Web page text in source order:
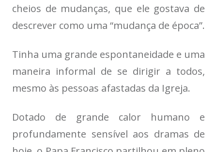
cheios de mudanças, que ele gostava de
descrever como uma “mudança de época”.
Tinha uma grande espontaneidade e uma
maneira informal de se dirigir a todos,
mesmo às pessoas afastadas da Igreja.
Dotado de grande calor humano e
profundamente sensível aos dramas de